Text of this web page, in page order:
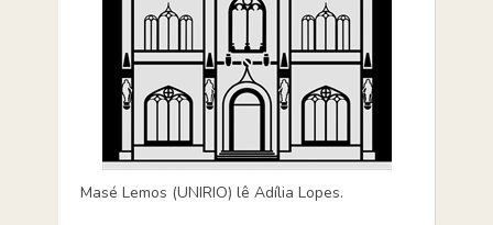
Masé Lemos (UNIRIO) lê Adília Lopes.